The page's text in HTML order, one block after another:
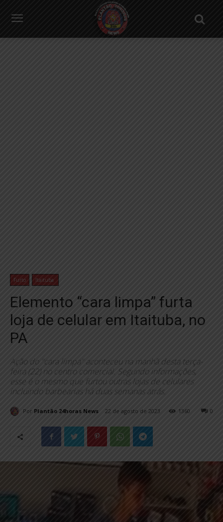
Furto Itaituba
Elemento “cara limpa” furta
loja de celular em Itaituba, no
PA
Ação do "cara limpa" aconteceu na manhã desta terça-
feira (22) no centro comercial. Segundo informações,
esse é o mesmo que furtou outras lojas de celulares
incluindo barbearias há duas semanas atrás.
Por Plantão 24horas News 22 de agosto de 2023 0
1360